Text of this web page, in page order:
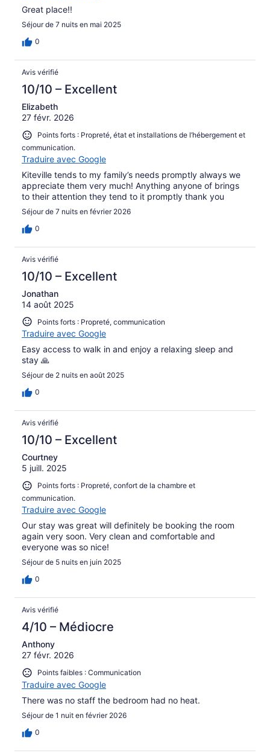
Great place!!
Séjour de 7 nuits en mai 2025
0
Avis vérifié
10/10 – Excellent
Elizabeth
27 févr. 2026
Points forts : Propreté, état et installations de l’hébergement et
communication.
Traduire avec Google
Kiteville tends to my family’s needs promptly always we
appreciate them very much! Anything anyone of brings
to their attention they tend to it promptly thank you
Séjour de 7 nuits en février 2026
0
Avis vérifié
10/10 – Excellent
Jonathan
14 août 2025
Points forts : Propreté, communication
Traduire avec Google
Easy access to walk in and enjoy a relaxing sleep and
stay 🙏
Séjour de 2 nuits en août 2025
0
Avis vérifié
10/10 – Excellent
Courtney
5 juill. 2025
Points forts : Propreté, confort de la chambre et
communication.
Traduire avec Google
Our stay was great will definitely be booking the room
again very soon. Very clean and comfortable and
everyone was so nice!
Séjour de 5 nuits en juin 2025
0
Avis vérifié
4/10 – Médiocre
Anthony
27 févr. 2026
Points faibles : Communication
Traduire avec Google
There was no staff the bedroom had no heat.
Séjour de 1 nuit en février 2026
0